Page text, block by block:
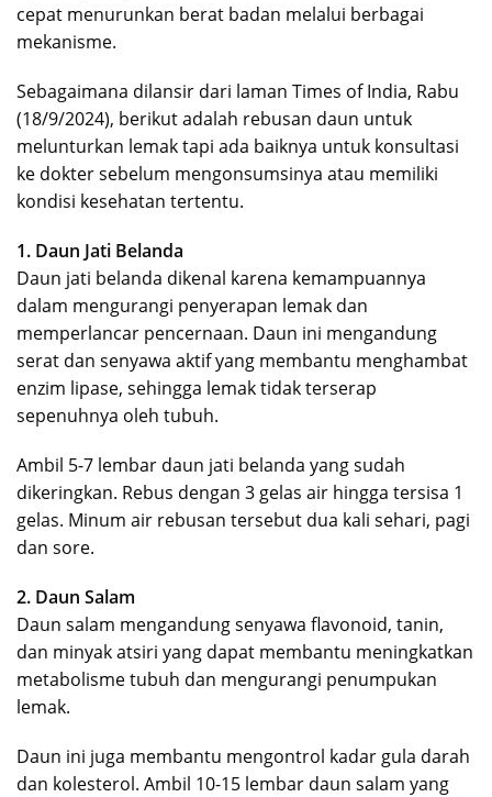
cepat menurunkan berat badan melalui berbagai
mekanisme.
Sebagaimana dilansir dari laman Times of India, Rabu
(18/9/2024), berikut adalah rebusan daun untuk
melunturkan lemak tapi ada baiknya untuk konsultasi
ke dokter sebelum mengonsumsinya atau memiliki
kondisi kesehatan tertentu.
1. Daun Jati Belanda
Daun jati belanda dikenal karena kemampuannya
dalam mengurangi penyerapan lemak dan
memperlancar pencernaan. Daun ini mengandung
serat dan senyawa aktif yang membantu menghambat
enzim lipase, sehingga lemak tidak terserap
sepenuhnya oleh tubuh.
Ambil 5-7 lembar daun jati belanda yang sudah
dikeringkan. Rebus dengan 3 gelas air hingga tersisa 1
gelas. Minum air rebusan tersebut dua kali sehari, pagi
dan sore.
2. Daun Salam
Daun salam mengandung senyawa flavonoid, tanin,
dan minyak atsiri yang dapat membantu meningkatkan
metabolisme tubuh dan mengurangi penumpukan
lemak.
Daun ini juga membantu mengontrol kadar gula darah
dan kolesterol. Ambil 10-15 lembar daun salam yang